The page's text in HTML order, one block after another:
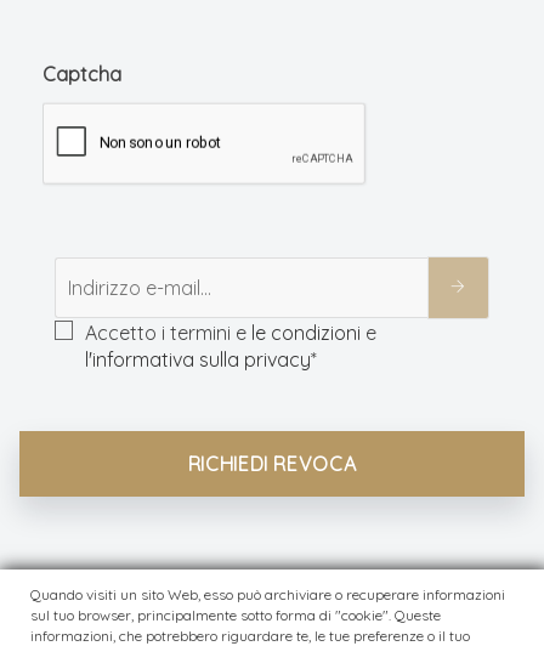
Captcha
Accetto i termini e le condizioni e
l'informativa sulla privacy*
RICHIEDI REVOCA
© Modewerk2026
Quando visiti un sito Web, esso può archiviare o recuperare informazioni
sul tuo browser, principalmente sotto forma di "cookie". Queste
informazioni, che potrebbero riguardare te, le tue preferenze o il tuo